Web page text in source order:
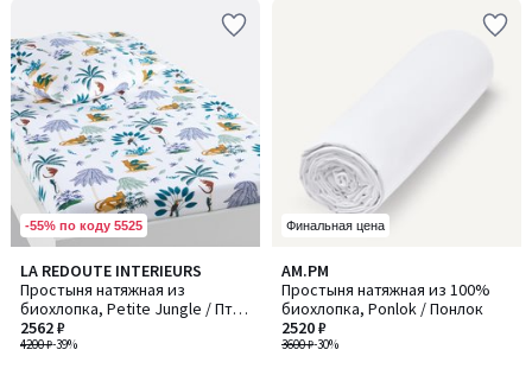
-55% по коду 5525
LA REDOUTE INTERIEURS
Простыня натяжная из
биохлопка, Petite Jungle / Птит
Джангл
4200 ₽-39%
2562 ₽
4,8
/ 5
Финальная цена
AM.PM
Простыня натяжная из 100%
биохлопка, Ponlok / Понлок
3600 ₽-30%
2520 ₽
3,8
/ 5